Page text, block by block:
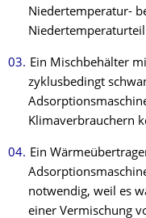
Niedertemperatur-
Ein Mischbehälter
zyklusbedingt
Klimaverbrauchern
Ein
notwendig, weil es
einer Vermischung